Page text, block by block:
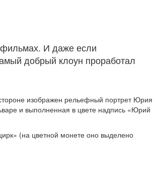
фильмах. И даже если
добрый клоун проработал
изображен рельефный портрет Юрия
и выполненная в цвете надпись «Юрий
(на цветной монете оно выделено